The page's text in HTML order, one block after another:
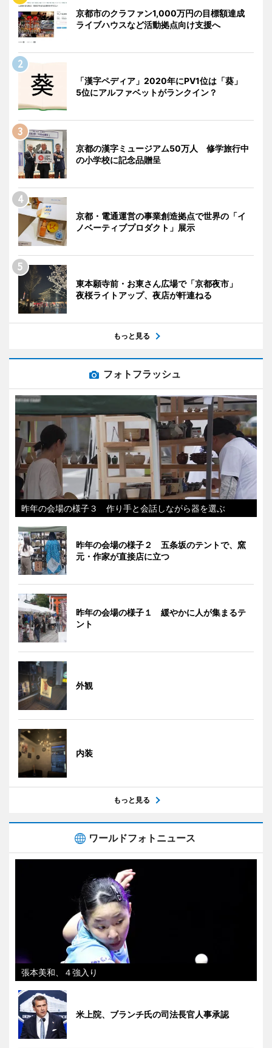
京都市のクラファン1,000万円の目標額達成
ライブハウスなど活動拠点向け支援へ
「漢字ペディア」2020年にPV1位は「葵」
5位にアルファベットがランクイン？
京都の漢字ミュージアム50万人 修学旅行中
の小学校に記念品贈呈
京都・電通運営の事業創造拠点で世界の「イ
ノベーティブプロダクト」展示
東本願寺前・お東さん広場で「京都夜市」
夜桜ライトアップ、夜店が軒連ねる
もっと見る
フォトフラッシュ
昨年の会場の様子３ 作り手と会話しながら器を選ぶ
昨年の会場の様子２ 五条坂のテントで、窯
元・作家が直接店に立つ
昨年の会場の様子１ 緩やかに人が集まるテ
ント
外観
内装
もっと見る
ワールドフォトニュース
張本美和、４強入り
米上院、ブランチ氏の司法長官人事承認